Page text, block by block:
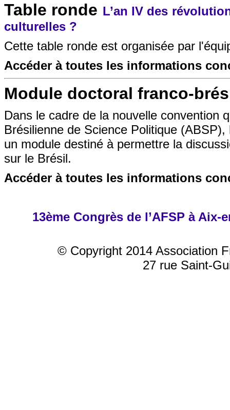
Table ronde L’an IV des
culturelles ?
Cette table ronde est organisée par
Accéder à toutes les informations
Module doctoral franco-
Dans le cadre de la nouvelle convention
Brésilienne de Science Politique
un module destiné à permettre la
sur le Brésil.
Accéder à toutes les informations
13ème Congrès de l’AFSP à
© Copyright 2014 Association
27 rue Saint-